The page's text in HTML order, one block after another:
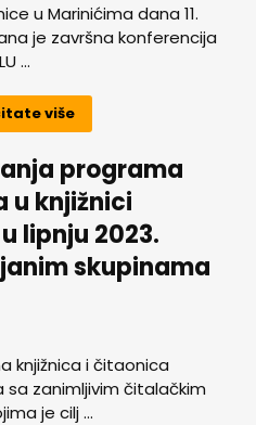
u Marinićima dana 11.
je završna konferencija
...
više
programa
u knjižnici
lipnju 2023.
skupinama
knjižnica i čitaonica
sa zanimljivim čitalačkim
je cilj ...